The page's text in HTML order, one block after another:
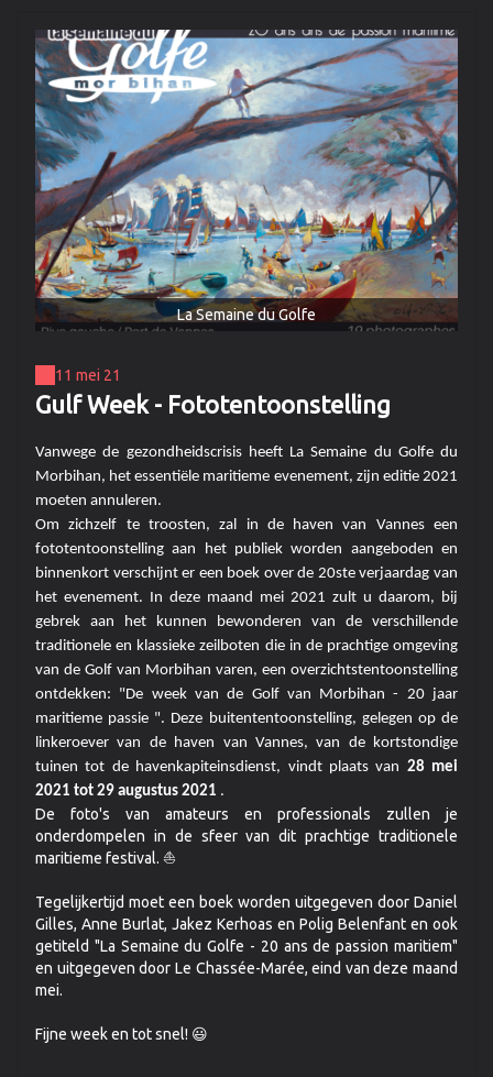
La Semaine du Golfe
11 mei 21
Gulf Week - Fototentoonstelling
Vanwege de gezondheidscrisis heeft La Semaine du Golfe du
Morbihan, het essentiële maritieme evenement, zijn editie 2021
moeten annuleren.
Om zichzelf te troosten, zal in de haven van Vannes een
fototentoonstelling aan het publiek worden aangeboden en
binnenkort verschijnt er een boek over de 20ste verjaardag van
het evenement. In deze maand mei 2021 zult u daarom, bij
gebrek aan het kunnen bewonderen van de verschillende
traditionele en klassieke zeilboten die in de prachtige omgeving
van de Golf van Morbihan varen, een overzichtstentoonstelling
ontdekken: "De week van de Golf van Morbihan - 20 jaar
maritieme passie ". Deze buitententoonstelling, gelegen op de
linkeroever van de haven van Vannes, van de kortstondige
tuinen tot de havenkapiteinsdienst, vindt plaats van 28 mei
2021 tot 29 augustus 2021 .
De foto's van amateurs en professionals zullen je
onderdompelen in de sfeer van dit prachtige traditionele
maritieme festival. ⛵
Tegelijkertijd moet een boek worden uitgegeven door Daniel
Gilles, Anne Burlat, Jakez Kerhoas en Polig Belenfant en ook
getiteld "La Semaine du Golfe - 20 ans de passion maritiem"
en uitgegeven door Le Chassée-Marée, eind van deze maand
mei.
Fijne week en tot snel! 😃